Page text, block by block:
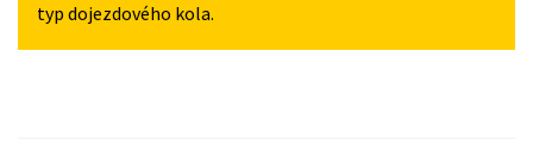
145/90R16
MNOŽSTVÍ
typ dojezdového kola.